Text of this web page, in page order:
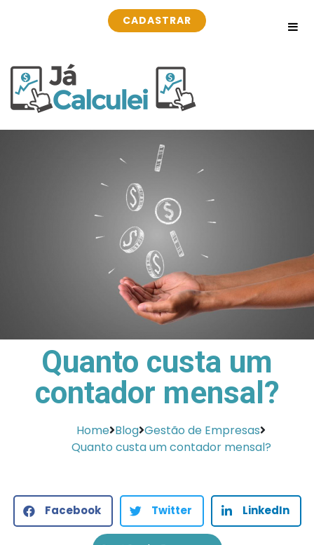
CADASTRAR
Quanto custa um
contador mensal?
Home Blog Gestão de Empresas
Quanto custa um contador mensal?
Facebook Twitter LinkedIn